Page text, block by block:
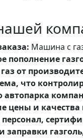
Машина с
пополнение
от
что
автопарка
цены и качества
заправки